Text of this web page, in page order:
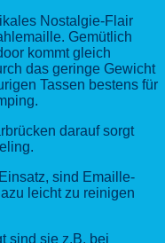
Nostalgie-Flair
Gemütlich
kommt gleich
das geringe Gewicht
Tassen bestens für
darauf sorgt
sind Emaille-
leicht zu reinigen
sind sie z.B. bei